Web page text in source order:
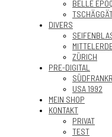
BELLE
DIVERS
ZÜRICH
PRE-DIGITAL
USA 1992
MEIN SHOP
KONTAKT
PRIVAT
TEST